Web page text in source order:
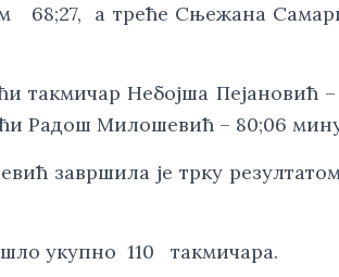
68;27, а треће Сњежана
такмичар Небојша Пејановић
Радош Милошевић – 80;06
завршила је трку резултатом
укупно 110 такмичара.